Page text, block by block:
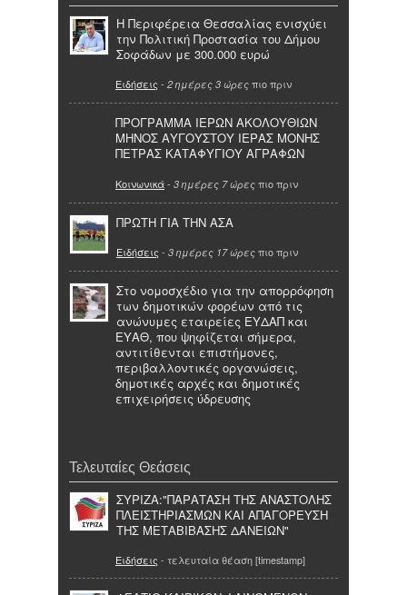
Η Περιφέρεια Θεσσαλίας ενισχύει
την Πολιτική Προστασία του Δήμου
Σοφάδων με 300.000 ευρώ
Ειδήσεις - 2 ημέρες 3 ώρες πιο πριν
ΠΡΟΓΡΑΜΜΑ ΙΕΡΩΝ ΑΚΟΛΟΥΘΙΩΝ
ΜΗΝΟΣ ΑΥΓΟΥΣΤΟΥ ΙΕΡΑΣ ΜΟΝΗΣ
ΠΕΤΡΑΣ ΚΑΤΑΦΥΓΙΟΥ ΑΓΡΑΦΩΝ
Κοινωνικά- 3 ημέρες 7 ώρες πιο πριν
ΠΡΩΤΗ ΓΙΑ ΤΗΝ ΑΣΑ
Ειδήσεις - 3 ημέρες 17 ώρες πιο πριν
Στο νομοσχέδιο για την απορρόφηση
των δημοτικών φορέων από τις
ανώνυμες εταιρείες ΕΥΔΑΠ και
ΕΥΑΘ, που ψηφίζεται σήμερα,
αντιτίθενται επιστήμονες,
περιβαλλοντικές οργανώσεις,
δημοτικές αρχές και δημοτικές
επιχειρήσεις ύδρευσης
Τελευταίες Θεάσεις
ΣΥΡΙΖΑ:"ΠΑΡΑΤΑΣΗ ΤΗΣ ΑΝΑΣΤΟΛΗΣ
ΠΛΕΙΣΤΗΡΙΑΣΜΩΝ ΚΑΙ ΑΠΑΓΟΡΕΥΣΗ
ΤΗΣ ΜΕΤΑΒΙΒΑΣΗΣ ΔΑΝΕΙΩΝ"
Ειδήσεις - τελευταία θέαση [timestamp]